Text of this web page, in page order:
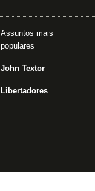
Assuntos mais
populares
John Textor
Libertadores